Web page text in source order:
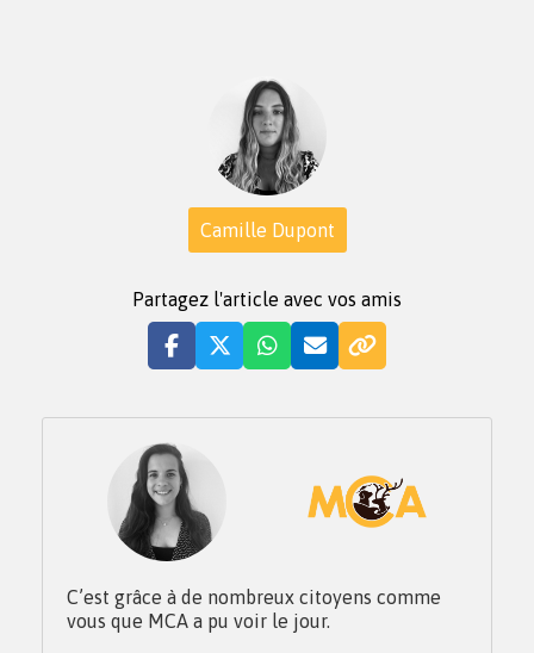
Camille Dupont
Partagez l'article avec vos amis
C’est grâce à de nombreux citoyens comme
vous que MCA a pu voir le jour.